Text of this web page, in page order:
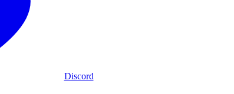
Discord